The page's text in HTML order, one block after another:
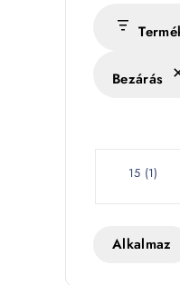
s
k
Bezárás
W
t
15 (1)
Alkalmaz